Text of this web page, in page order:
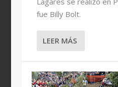
fue Billy Bolt.
LEER MÁS